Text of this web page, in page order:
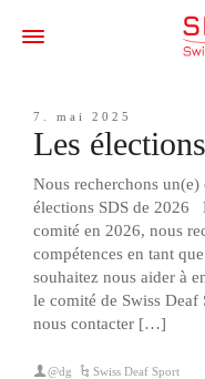
7. mai 2025
Les
Nous recherchons
élections SDS de 2026
comité en 2026, nous
compétences en tant
souhaitez nous aider à
le comité de Swiss Deaf
nous contacter […]
@dg Swiss Deaf Sport